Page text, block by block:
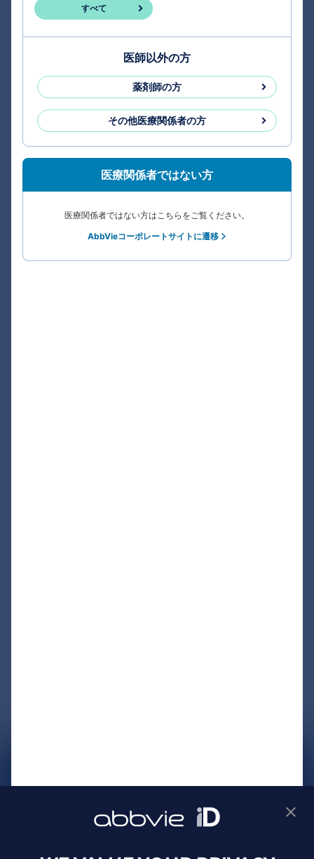
すべて
医師以外の方
薬剤師の方
その他医療関係者の方
医療関係者ではない方
医療関係者ではない方はこちらをご覧ください。
AbbVieコーポレートサイトに遷移
プライバシーポリシー